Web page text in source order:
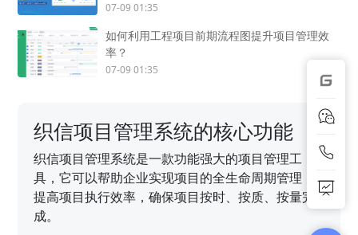
07-09 01:35
如何利用工程项目前期流程图提升项目管理效
率？
07-09 01:35
织信项目管理系统的核心功能
织信项目管理系统是一款功能强大的项目管理工
具，它可以帮助企业实现项目的全生命周期管理，
提高项目执行效率，确保项目按时、按质、按量完
成。